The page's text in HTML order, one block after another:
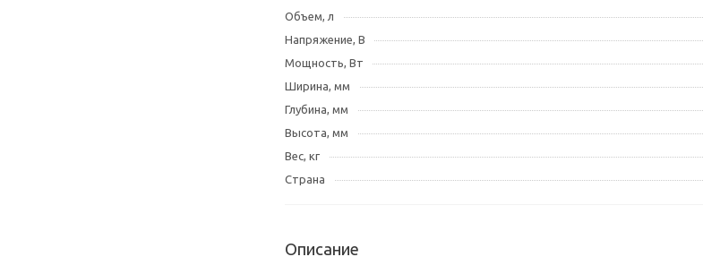
Объем, л
Напряжение, В
Мощность, Вт
Ширина, мм
Глубина, мм
Высота, мм
Вес, кг
Страна
Описание